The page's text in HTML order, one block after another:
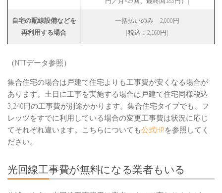
自宅の配線設備などを
再利用する場合
一括払いのみ 2,000円
[税込：2,160円]
（NTTデータ参照）
集合住宅の場合は戸建て住宅よりも工事費が安くなる場合が
あります。土日に工事を実施する場合は戸建て住宅同様税込
3,240円の工事費が別途かかります。集合住宅タイプでも、フ
レッツをすでに利用している場合の変更工事費は状況に応じ
てそれぞれ違います。こちらについても公式HPを参照してく
ださい。
光回線工事費が無料になる業者もいる